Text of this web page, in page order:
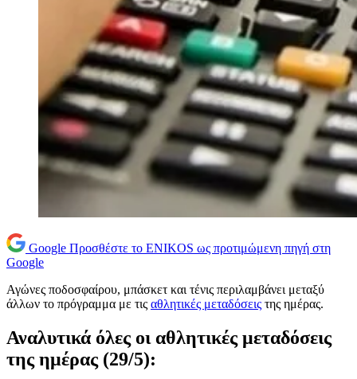
Google Προσθέστε το ENIKOS ως προτιμώμενη πηγή στη
Google
Αγώνες ποδοσφαίρου, μπάσκετ και τένις περιλαμβάνει μεταξύ
άλλων το πρόγραμμα με τις αθλητικές μεταδόσεις της ημέρας.
Αναλυτικά όλες οι αθλητικές μεταδόσεις
της ημέρας (29/5):